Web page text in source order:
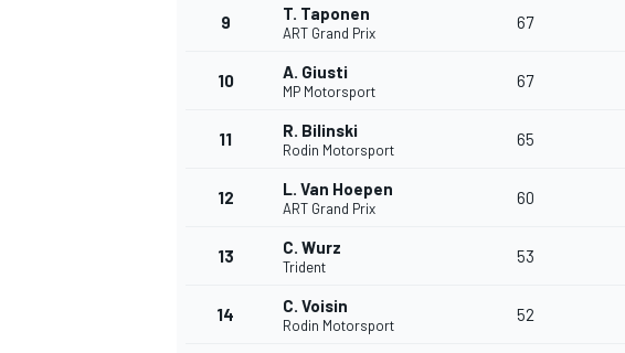
9 T. Taponen
ART Grand Prix
67
10 A. Giusti
MP Motorsport
67
11 R. Bilinski
Rodin Motorsport
65
12 L. Van Hoepen
ART Grand Prix
60
13 C. Wurz
Trident
53
14 C. Voisin
Rodin Motorsport
52